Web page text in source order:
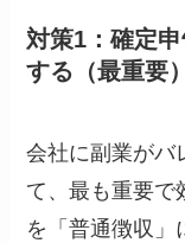
対策1：確定
する（最重要）
会社に副業がバ
て、最も重要で
を「普通徴収」